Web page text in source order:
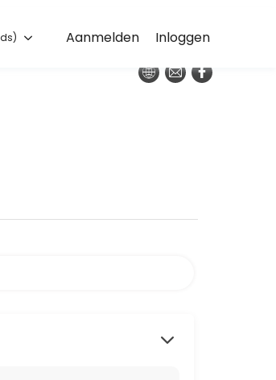
Inloggen
Aanmelden
Dutch (Nederlands)
a consultation online to discuss your needs with